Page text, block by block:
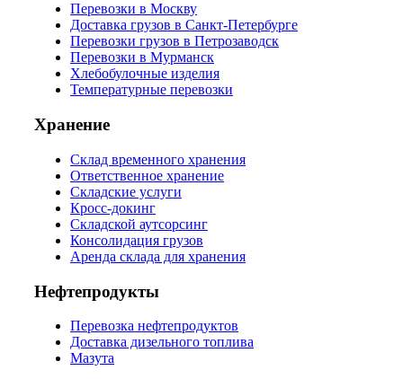
Перевозки в Москву
Доставка грузов в Санкт-Петербурге
Перевозки грузов в Петрозаводск
Перевозки в Мурманск
Хлебобулочные изделия
Температурные перевозки
Хранение
Склад временного хранения
Ответственное хранение
Складские услуги
Кросс-докинг
Складской аутсорсинг
Консолидация грузов
Аренда склада для хранения
Нефтепродукты
Перевозка нефтепродуктов
Доставка дизельного топлива
Мазута